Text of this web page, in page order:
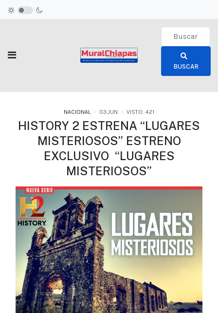
Type 2 or
BUSCAR
NACIONAL 03.JUN VISTO: 421
HISTORY 2 ESTRENA “LUGARES
MISTERIOSOS” ESTRENO
EXCLUSIVO “LUGARES
MISTERIOSOS”